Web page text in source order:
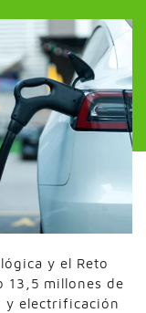
y el Reto
13,5 millones de
y electrificación